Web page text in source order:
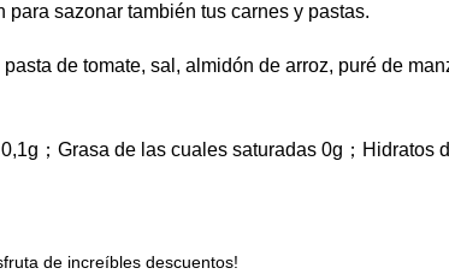
sazonar también tus carnes y pastas.
de tomate, sal, almidón de arroz, puré de
；Grasa de las cuales saturadas 0g；
de increíbles descuentos!